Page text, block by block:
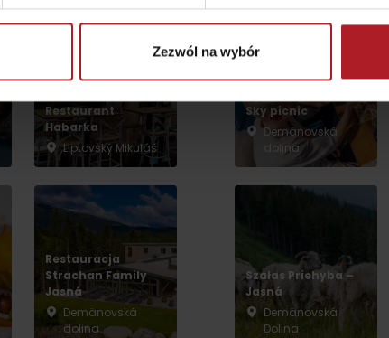
Zezwól na wybór
Punkt widokowy
Svätojánska
rozhľadňa
miejscowość Liptovský
Aquapark
według wieku dzieci
Restaurant
Habarka
Liptovský Mikuláš
Restauracja
Strachan Family
Jasná
Demänovská
dolina
Sky picnic
Demänovská
dolina
Szałas Priehyba –
Jasná
Demänovská
Dolina